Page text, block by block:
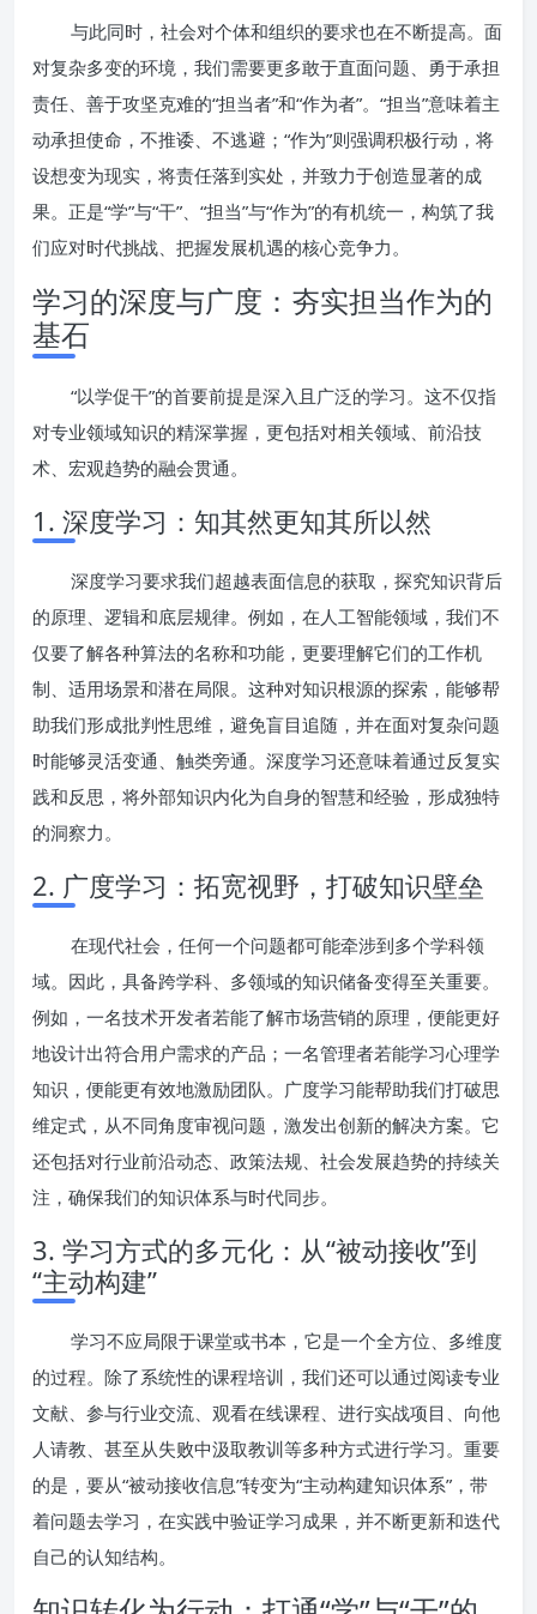
与此同时，社会对个体和组织的要求也在不断提高。面
对复杂多变的环境，我们需要更多敢于直面问题、勇于承担
责任、善于攻坚克难的“担当者”和“作为者”。“担当”意味着主
动承担使命，不推诿、不逃避；“作为”则强调积极行动，将
设想变为现实，将责任落到实处，并致力于创造显著的成
果。正是“学”与“干”、“担当”与“作为”的有机统一，构筑了我
们应对时代挑战、把握发展机遇的核心竞争力。
学习的深度与广度：夯实担当作为的
基石
“以学促干”的首要前提是深入且广泛的学习。这不仅指
对专业领域知识的精深掌握，更包括对相关领域、前沿技
术、宏观趋势的融会贯通。
1. 深度学习：知其然更知其所以然
深度学习要求我们超越表面信息的获取，探究知识背后
的原理、逻辑和底层规律。例如，在人工智能领域，我们不
仅要了解各种算法的名称和功能，更要理解它们的工作机
制、适用场景和潜在局限。这种对知识根源的探索，能够帮
助我们形成批判性思维，避免盲目追随，并在面对复杂问题
时能够灵活变通、触类旁通。深度学习还意味着通过反复实
践和反思，将外部知识内化为自身的智慧和经验，形成独特
的洞察力。
2. 广度学习：拓宽视野，打破知识壁垒
在现代社会，任何一个问题都可能牵涉到多个学科领
域。因此，具备跨学科、多领域的知识储备变得至关重要。
例如，一名技术开发者若能了解市场营销的原理，便能更好
地设计出符合用户需求的产品；一名管理者若能学习心理学
知识，便能更有效地激励团队。广度学习能帮助我们打破思
维定式，从不同角度审视问题，激发出创新的解决方案。它
还包括对行业前沿动态、政策法规、社会发展趋势的持续关
注，确保我们的知识体系与时代同步。
3. 学习方式的多元化：从“被动接收”到
“主动构建”
学习不应局限于课堂或书本，它是一个全方位、多维度
的过程。除了系统性的课程培训，我们还可以通过阅读专业
文献、参与行业交流、观看在线课程、进行实战项目、向他
人请教、甚至从失败中汲取教训等多种方式进行学习。重要
的是，要从“被动接收信息”转变为“主动构建知识体系”，带
着问题去学习，在实践中验证学习成果，并不断更新和迭代
自己的认知结构。